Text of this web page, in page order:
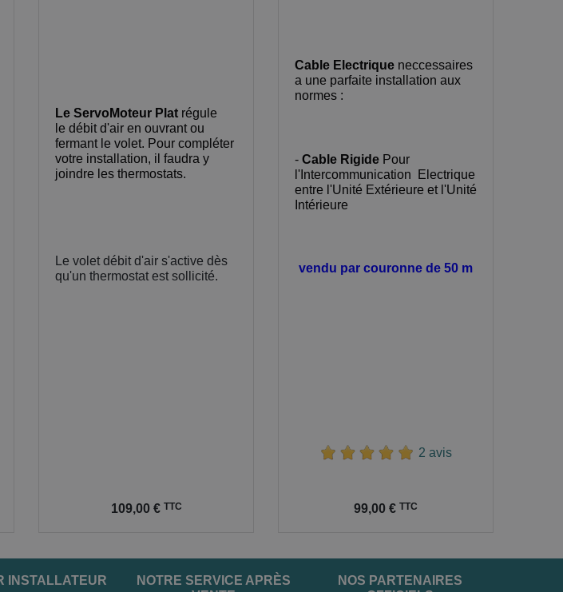
Le ServoMoteur Plat régule
le débit d'air en ouvrant ou
fermant le volet. Pour compléter
votre installation, il faudra y
joindre les thermostats.
Le volet débit d'air s'active dès
qu'un thermostat est sollicité.
109,00 € TTC
Cable Electrique neccessaires
a une parfaite installation aux
normes :
- Cable Rigide Pour
l'Intercommunication Electrique
entre l'Unité Extérieure et l'Unité
Intérieure
vendu par couronne de 50 m
2 avis
99,00 € TTC
INSTALLATEUR
NOTRE SERVICE APRÈS
NOS PARTENAIRES